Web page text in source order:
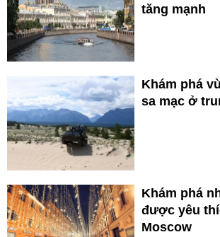
tăng mạnh
Khám phá
sa mạc ở
Khám phá
được yêu
Moscow